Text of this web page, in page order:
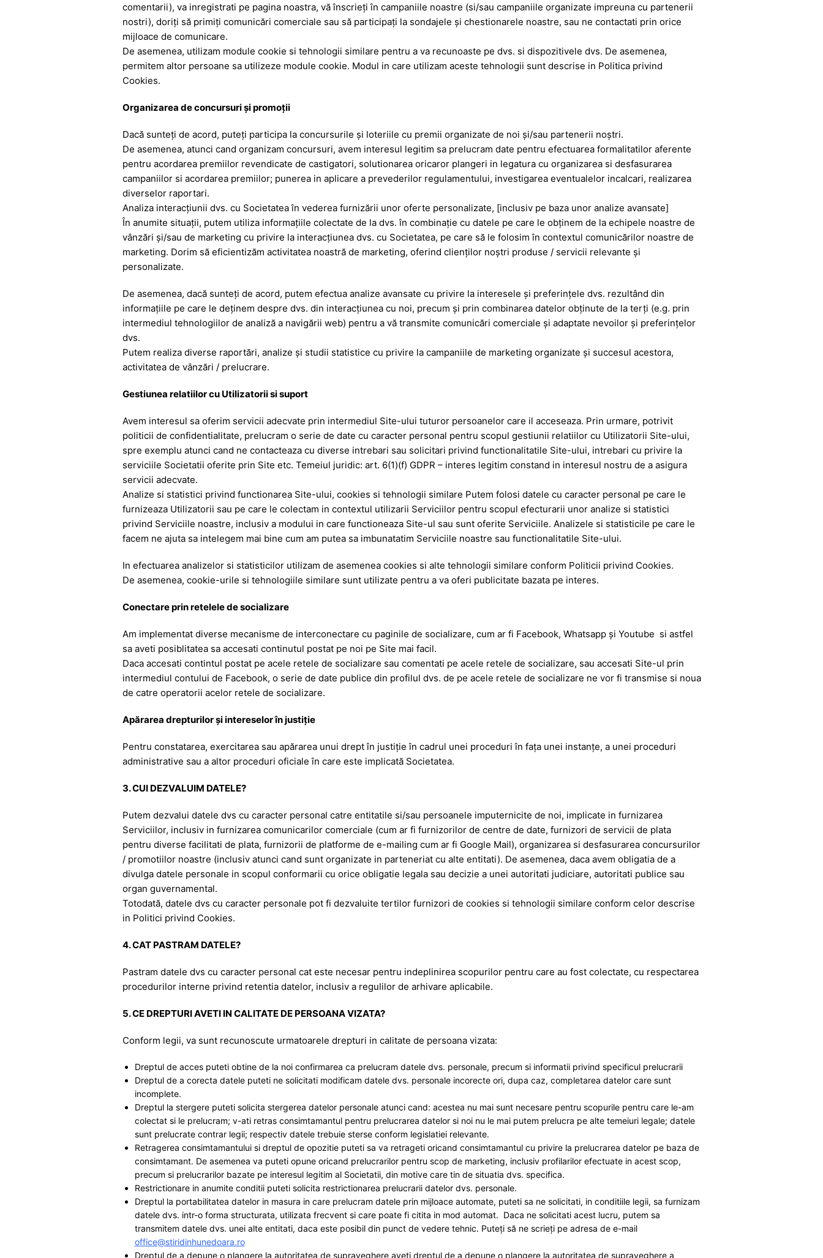
comentarii), va inregistrati pe pagina noastra, vă înscrieţi în campaniile noastre (si/sau campaniile organizate impreuna cu partenerii
nostri), doriţi să primiţi comunicări comerciale sau să participaţi la sondajele şi chestionarele noastre, sau ne contactati prin orice
mijloace de comunicare.
De asemenea, utilizam module cookie si tehnologii similare pentru a va recunoaste pe dvs. si dispozitivele dvs. De asemenea,
permitem altor persoane sa utilizeze module cookie. Modul in care utilizam aceste tehnologii sunt descrise in Politica privind
Cookies.
Organizarea de concursuri şi promoţii
Dacă sunteţi de acord, puteţi participa la concursurile şi loteriile cu premii organizate de noi şi/sau partenerii noştri.
De asemenea, atunci cand organizam concursuri, avem interesul legitim sa prelucram date pentru efectuarea formalitatilor aferente
pentru acordarea premiilor revendicate de castigatori, solutionarea oricaror plangeri in legatura cu organizarea si desfasurarea
campaniilor si acordarea premiilor; punerea in aplicare a prevederilor regulamentului, investigarea eventualelor incalcari, realizarea
diverselor raportari.
Analiza interacţiunii dvs. cu Societatea în vederea furnizării unor oferte personalizate, [inclusiv pe baza unor analize avansate]
În anumite situaţii, putem utiliza informaţiile colectate de la dvs. în combinaţie cu datele pe care le obţinem de la echipele noastre de
vânzări şi/sau de marketing cu privire la interacţiunea dvs. cu Societatea, pe care să le folosim în contextul comunicărilor noastre de
marketing. Dorim să eficientizăm activitatea noastră de marketing, oferind clienţilor noştri produse / servicii relevante şi
personalizate.
De asemenea, dacă sunteţi de acord, putem efectua analize avansate cu privire la interesele şi preferinţele dvs. rezultând din
informaţiile pe care le deţinem despre dvs. din interacţiunea cu noi, precum şi prin combinarea datelor obţinute de la terţi (e.g. prin
intermediul tehnologiilor de analiză a navigării web) pentru a vă transmite comunicări comerciale și adaptate nevoilor şi preferinţelor
dvs.
Putem realiza diverse raportări, analize şi studii statistice cu privire la campaniile de marketing organizate şi succesul acestora,
activitatea de vânzări / prelucrare.
Gestiunea relatiilor cu Utilizatorii si suport
Avem interesul sa oferim servicii adecvate prin intermediul Site-ului tuturor persoanelor care il acceseaza. Prin urmare, potrivit
politicii de confidentialitate, prelucram o serie de date cu caracter personal pentru scopul gestiunii relatiilor cu Utilizatorii Site-ului,
spre exemplu atunci cand ne contacteaza cu diverse intrebari sau solicitari privind functionalitatile Site-ului, intrebari cu privire la
serviciile Societatii oferite prin Site etc. Temeiul juridic: art. 6(1)(f) GDPR – interes legitim constand in interesul nostru de a asigura
servicii adecvate.
Analize si statistici privind functionarea Site-ului, cookies si tehnologii similare Putem folosi datele cu caracter personal pe care le
furnizeaza Utilizatorii sau pe care le colectam in contextul utilizarii Serviciilor pentru scopul efecturarii unor analize si statistici
privind Serviciile noastre, inclusiv a modului in care functioneaza Site-ul sau sunt oferite Serviciile. Analizele si statisticile pe care le
facem ne ajuta sa intelegem mai bine cum am putea sa imbunatatim Serviciile noastre sau functionalitatile Site-ului.
In efectuarea analizelor si statisticilor utilizam de asemenea cookies si alte tehnologii similare conform Politicii privind Cookies.
De asemenea, cookie-urile si tehnologiile similare sunt utilizate pentru a va oferi publicitate bazata pe interes.
Conectare prin retelele de socializare
Am implementat diverse mecanisme de interconectare cu paginile de socializare, cum ar fi Facebook, Whatsapp și Youtube si astfel
sa aveti posiblitatea sa accesati continutul postat pe noi pe Site mai facil.
Daca accesati contintul postat pe acele retele de socializare sau comentati pe acele retele de socializare, sau accesati Site-ul prin
intermediul contului de Facebook, o serie de date publice din profilul dvs. de pe acele retele de socializare ne vor fi transmise si noua
de catre operatorii acelor retele de socializare.
Apărarea drepturilor şi intereselor în justiţie
Pentru constatarea, exercitarea sau apărarea unui drept în justiţie în cadrul unei proceduri în faţa unei instanţe, a unei proceduri
administrative sau a altor proceduri oficiale în care este implicată Societatea.
3. CUI DEZVALUIM DATELE?
Putem dezvalui datele dvs cu caracter personal catre entitatile si/sau persoanele imputernicite de noi, implicate in furnizarea
Serviciilor, inclusiv in furnizarea comunicarilor comerciale (cum ar fi furnizorilor de centre de date, furnizori de servicii de plata
pentru diverse facilitati de plata, furnizorii de platforme de e-mailing cum ar fi Google Mail), organizarea si desfasurarea concursurilor
/ promotiilor noastre (inclusiv atunci cand sunt organizate in parteneriat cu alte entitati). De asemenea, daca avem obligatia de a
divulga datele personale in scopul conformarii cu orice obligatie legala sau decizie a unei autoritati judiciare, autoritati publice sau
organ guvernamental.
Totodată, datele dvs cu caracter personale pot fi dezvaluite tertilor furnizori de cookies si tehnologii similare conform celor descrise
in Politici privind Cookies.
4. CAT PASTRAM DATELE?
Pastram datele dvs cu caracter personal cat este necesar pentru indeplinirea scopurilor pentru care au fost colectate, cu respectarea
procedurilor interne privind retentia datelor, inclusiv a regulilor de arhivare aplicabile.
5. CE DREPTURI AVETI IN CALITATE DE PERSOANA VIZATA?
Conform legii, va sunt recunoscute urmatoarele drepturi in calitate de persoana vizata:
Dreptul de acces puteti obtine de la noi confirmarea ca prelucram datele dvs. personale, precum si informatii privind specificul prelucrarii
Dreptul de a corecta datele puteti ne solicitati modificam datele dvs. personale incorecte ori, dupa caz, completarea datelor care sunt
incomplete.
Dreptul la stergere puteti solicita stergerea datelor personale atunci cand: acestea nu mai sunt necesare pentru scopurile pentru care le-am
colectat si le prelucram; v-ati retras consimtamantul pentru prelucrarea datelor si noi nu le mai putem prelucra pe alte temeiuri legale; datele
sunt prelucrate contrar legii; respectiv datele trebuie sterse conform legislatiei relevante.
Retragerea consimtamantului si dreptul de opozitie puteti sa va retrageti oricand consimtamantul cu privire la prelucrarea datelor pe baza de
consimtamant. De asemenea va puteti opune oricand prelucrarilor pentru scop de marketing, inclusiv profilarilor efectuate in acest scop,
precum si prelucrarilor bazate pe interesul legitim al Societatii, din motive care tin de situatia dvs. specifica.
Restrictionare in anumite conditii puteti solicita restrictionarea prelucrarii datelor dvs. personale.
Dreptul la portabilitatea datelor in masura in care prelucram datele prin mijloace automate, puteti sa ne solicitati, in conditiile legii, sa furnizam
datele dvs. intr-o forma structurata, utilizata frecvent si care poate fi citita in mod automat. Daca ne solicitati acest lucru, putem sa
transmitem datele dvs. unei alte entitati, daca este posibil din punct de vedere tehnic. Puteți să ne scrieți pe adresa de e-mail
office@stiridinhunedoara.ro
Dreptul de a depune o plangere la autoritatea de supraveghere aveti dreptul de a depune o plangere la autoritatea de supraveghere a